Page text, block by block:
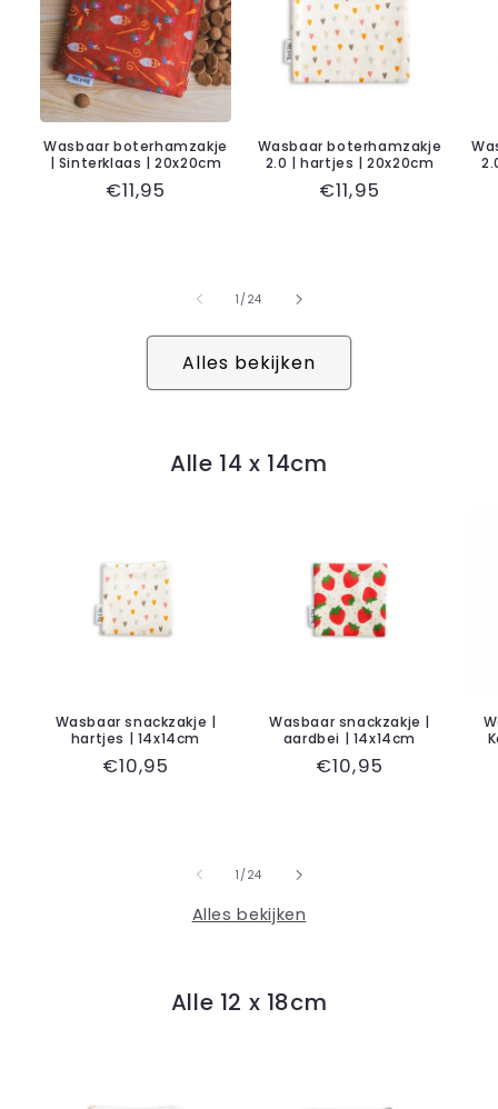
Wasbaar boterhamzakje
| Sinterklaas | 20x20cm
Normale
€11,95
Wasbaar boterhamzakje
2.0 | hartjes | 20x20cm
Normale
€11,95
1 / van
24
Alles bekijken
Alle 14 x 14cm
Wasbaar snackzakje |
hartjes | 14x14cm
Normale
€10,95
Wasbaar snackzakje |
aardbei | 14x14cm
Normale
€10,95
1 / van
24
Alles bekijken
Alle 12 x 18cm